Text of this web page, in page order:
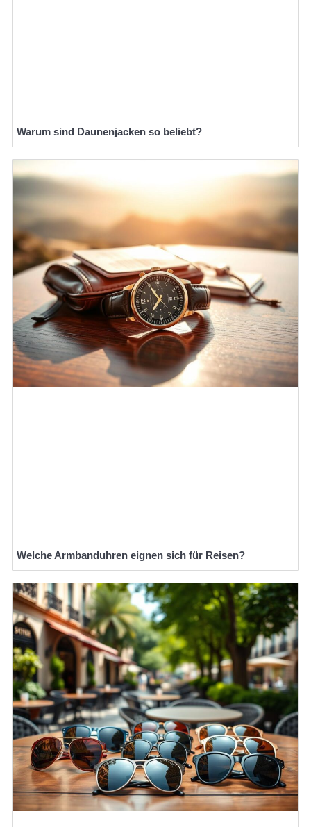
Warum sind Daunenjacken so beliebt?
Welche Armbanduhren eignen sich für Reisen?